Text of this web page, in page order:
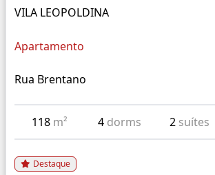
VILA LEOPOLDINA
Apartamento
Rua Brentano
118 m² 4 dorms 2 suítes
Destaque